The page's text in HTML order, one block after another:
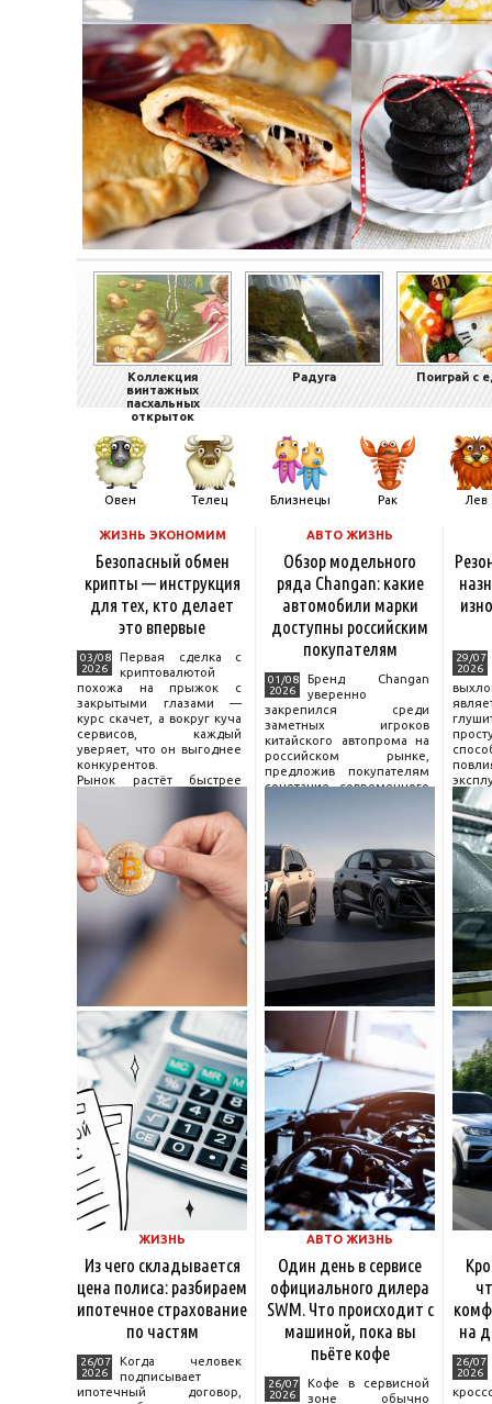
Коллекция
винтажных
пасхальных
открыток
Радуга Поиграй с
Овен Телец Близнецы Рак Лев
ЖИЗНЬ ЭКОНОМИМ
Безопасный обмен
крипты — инструкция
для тех, кто делает
это впервые
03/08
2026
Первая сделка с
криптовалютой
похожа на прыжок с
закрытыми глазами —
курс скачет, а вокруг куча
сервисов, каждый
уверяет, что он выгоднее
конкурентов.
Рынок растёт быстрее
поведения на нём.
Петербургские
криптообменники,
московские
АВТО ЖИЗНЬ
Обзор модельного
ряда Changan: какие
автомобили марки
доступны российским
покупателям
01/08
2026
Бренд Changan
уверенно
закрепился среди
заметных игроков
китайского автопрома на
российском рынке,
предложив покупателям
сочетание современного
насчитывает несколько
десятилетий
29/07
2026
и
ЖИЗНЬ
Из чего складывается
цена полиса: разбираем
ипотечное страхование
по частям
26/07
2026
Когда человек
подписывает
ипотечный договор,
АВТО ЖИЗНЬ
Один день в сервисе
официального дилера
SWM. Что происходит с
машиной, пока вы
пьёте кофе
26/07
2026
Кофе в сервисной
зоне обычно
на
26/07
2026